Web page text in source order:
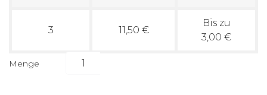
3 11,50 €
Bis zu
3,00 €
Menge